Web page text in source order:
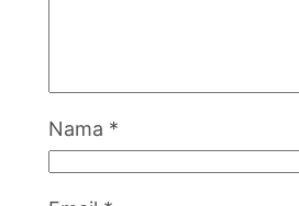
Nama *